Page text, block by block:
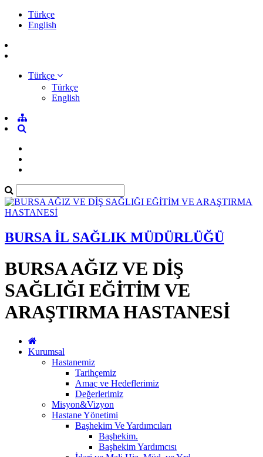
Türkçe
English
Türkçe
Türkçe
English
BURSA İL SAĞLIK MÜDÜRLÜĞÜ
BURSA AĞIZ VE DİŞ
SAĞLIĞI EĞİTİM VE
ARAŞTIRMA HASTANESİ
Kurumsal
Hastanemiz
Tarihçemiz
Amaç ve Hedeflerimiz
Değerlerimiz
Misyon&Vizyon
Hastane Yönetimi
Başhekim Ve Yardımcıları
Başhekim.
Başhekim Yardımcısı